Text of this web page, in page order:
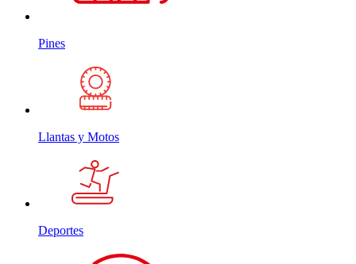
Pines
Llantas y Motos
Deportes